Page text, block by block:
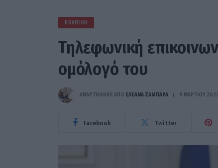
ΠΟΛΙΤΙΚΉ
Τηλεφωνική
ομόλογό του
ΑΝΑΡΤΗΘΗΚΕ ΑΠΟ ΕΛΕΑΝΑ ΖΑΜΠΑΡΑ 9 ΜΑΡΤΊΟΥ 2022
Facebook Twitter